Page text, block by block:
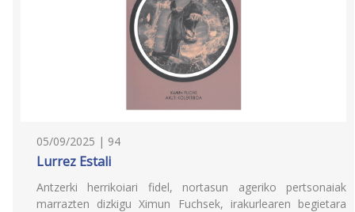
05/09/2025 | 94
Lurrez Estali
Antzerki herrikoiari fidel, nortasun ageriko pertsonaiak
marrazten dizkigu Ximun Fuchsek, irakurlearen begietara